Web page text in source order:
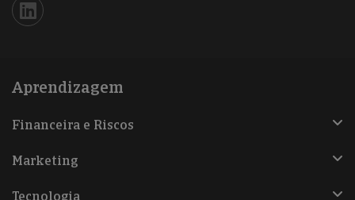
Iberinform en Linkedin
Aprendizagem
Financeira e Riscos
Marketing
Tecnologia